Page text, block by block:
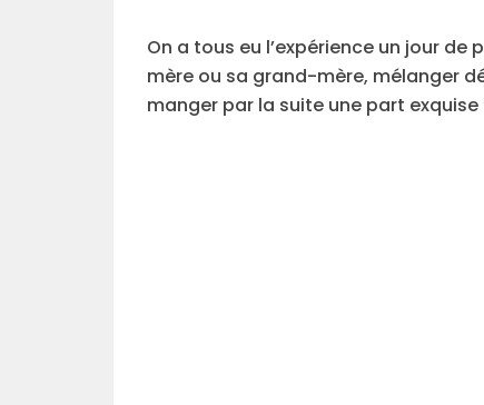
On a tous eu l’expérience un jour
mère ou sa grand-mère, mélanger
manger par la suite une part